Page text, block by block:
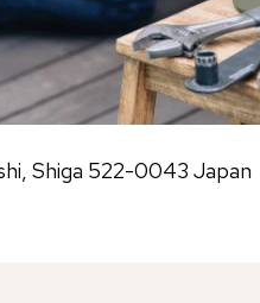
Shiga 522-0043 Japan